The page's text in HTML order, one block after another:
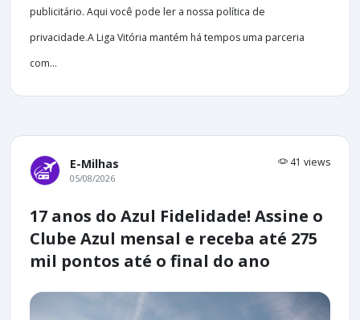
publicitário. Aqui você pode ler a nossa política de
privacidade.A Liga Vitória mantém há tempos uma parceria
com...
E-Milhas 41 views
05/08/2026
17 anos do Azul Fidelidade! Assine o
Clube Azul mensal e receba até 275
mil pontos até o final do ano